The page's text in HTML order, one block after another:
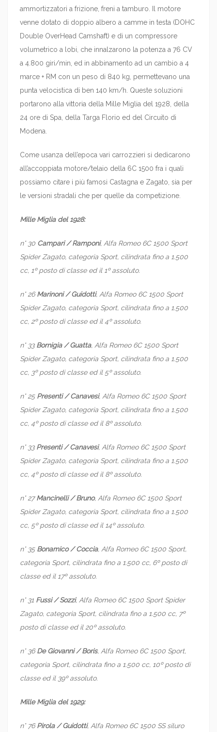
ammortizzatori a frizione, freni a tamburo. Il motore
venne dotato di doppio albero a camme in testa (DOHC
Double OverHead Camshaft) e di un compressore
volumetrico a lobi, che innalzarono la potenza a 76 CV
a 4.800 giri/min, ed in abbinamento ad un cambio a 4
marce + RM con un peso di 840 kg, permettevano una
punta velocistica di ben 140 km/h. Queste soluzioni
portarono alla vittoria della Mille Miglia del 1928, della
24 ore di Spa, della Targa Florio ed del Circuito di
Modena.
Come usanza dell’epoca vari carrozzieri si dedicarono
all’accoppiata motore/telaio della 6C 1500 fra i quali
possiamo citare i più famosi Castagna e Zagato, sia per
le versioni stradali che per quelle da competizione.
Mille Miglia del 1928:
n° 30 Campari / Ramponi, Alfa Romeo 6C 1500 Sport
Spider Zagato, categoria Sport, cilindrata fino a 1.500
cc, 1º posto di classe ed il 1º assoluto.
n° 26Marinoni / Guidotti, Alfa Romeo 6C 1500 Sport
Spider Zagato, categoria Sport, cilindrata fino a 1.500
cc, 2º posto di classe ed il 4º assoluto.
n° 33 Bornigia / Guatta, Alfa Romeo 6C 1500 Sport
Spider Zagato, categoria Sport, cilindrata fino a 1.500
cc, 3º posto di classe ed il 5º assoluto.
n° 25 Presenti / Canavesi, Alfa Romeo 6C 1500 Sport
Spider Zagato, categoria Sport, cilindrata fino a 1.500
cc, 4º posto di classe ed il 8º assoluto.
n° 33 Presenti / Canavesi, Alfa Romeo 6C 1500 Sport
Spider Zagato, categoria Sport, cilindrata fino a 1.500
cc, 4º posto di classe ed il 8º assoluto.
n° 27Mancinelli / Bruno, Alfa Romeo 6C 1500 Sport
Spider Zagato, categoria Sport, cilindrata fino a 1.500
cc, 5º posto di classe ed il 14º assoluto.
n° 35 Bonamico / Coccia, Alfa Romeo 6C 1500 Sport,
categoria Sport, cilindrata fino a 1.500 cc, 6º posto di
classe ed il 17º assoluto.
n° 31 Fussi / Sozzi, Alfa Romeo 6C 1500 Sport Spider
Zagato, categoria Sport, cilindrata fino a 1.500 cc, 7º
posto di classe ed il 20º assoluto.
n° 36De Giovanni / Boris, Alfa Romeo 6C 1500 Sport,
categoria Sport, cilindrata fino a 1.500 cc, 10º posto di
classe ed il 39º assoluto.
Mille Miglia del 1929:
n° 76Pirola / Guidotti, Alfa Romeo 6C 1500 SS siluro